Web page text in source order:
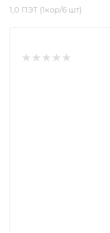
1,0 ПЭТ (1кор/6 шт)